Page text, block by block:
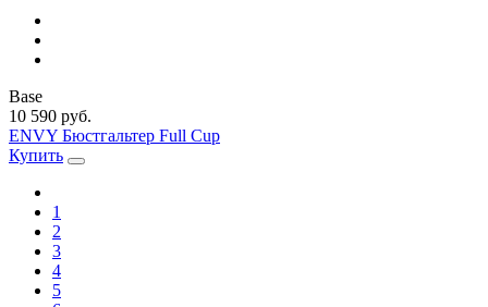
Base
10 590 руб.
ENVY Бюстгальтер Full Cup
Купить
1
2
3
4
5